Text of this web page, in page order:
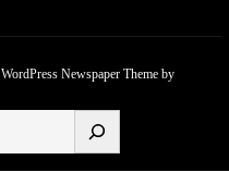
WordPress Newspaper Themeby